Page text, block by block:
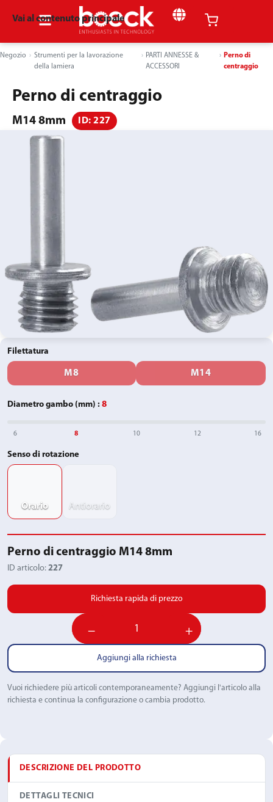
Vai al contenuto principale
Negozio
Strumenti per la lavorazione
della lamiera
PARTI ANNESSE &
ACCESSORI
Perno di
centraggio
Perno di centraggio
M14 8mm ID: 227
DESCRIZIONE DEL PRODOTTO
DETTAGLI TECNICI
Filettatura
M8 M14
Diametro gambo (mm) : 8
6 8 10 12 16
Senso di rotazione
Orario Antiorario
Perno di centraggio M14 8mm
ID articolo: 227
Richiesta rapida di prezzo
− +
Aggiungi alla richiesta
Vuoi richiedere più articoli contemporaneamente? Aggiungi l'articolo alla
richiesta e continua la configurazione o cambia prodotto.